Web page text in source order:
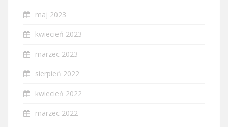
maj 2023
kwiecień 2023
marzec 2023
sierpień 2022
kwiecień 2022
marzec 2022